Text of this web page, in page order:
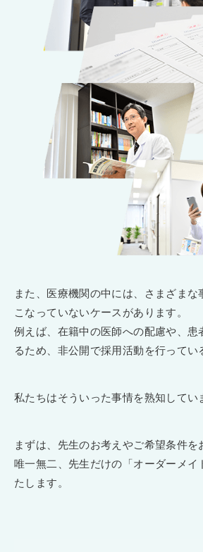
また、医療機関の中には、さまざまな
こなっていないケースがあります。
例えば、在籍中の医師への配慮や、患
るため、非公開で採用活動を行ってい
私たちはそういった事情を熟知してい
まずは、先生のお考えやご希望条件を
唯一無二、先生だけの「オーダーメイ
たします。